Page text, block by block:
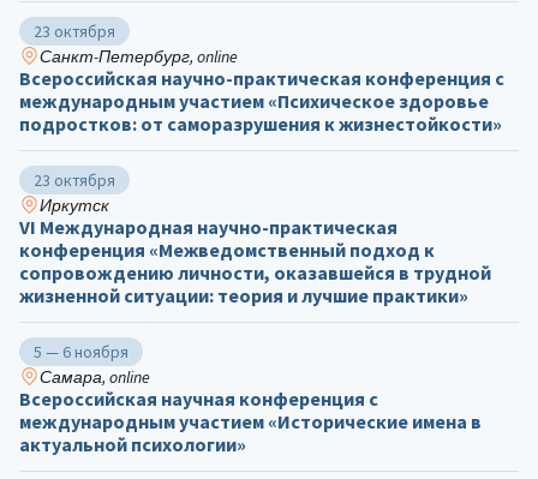
23 октября
Санкт-Петербург, online
Всероссийская научно-практическая конференция с
международным участием «Психическое здоровье
подростков: от саморазрушения к жизнестойкости»
23 октября
Иркутск
VI Международная научно-практическая
конференция «Межведомственный подход к
сопровождению личности, оказавшейся в трудной
жизненной ситуации: теория и лучшие практики»
5 — 6 ноября
Самара, online
Всероссийская научная конференция с
международным участием «Исторические имена в
актуальной психологии»